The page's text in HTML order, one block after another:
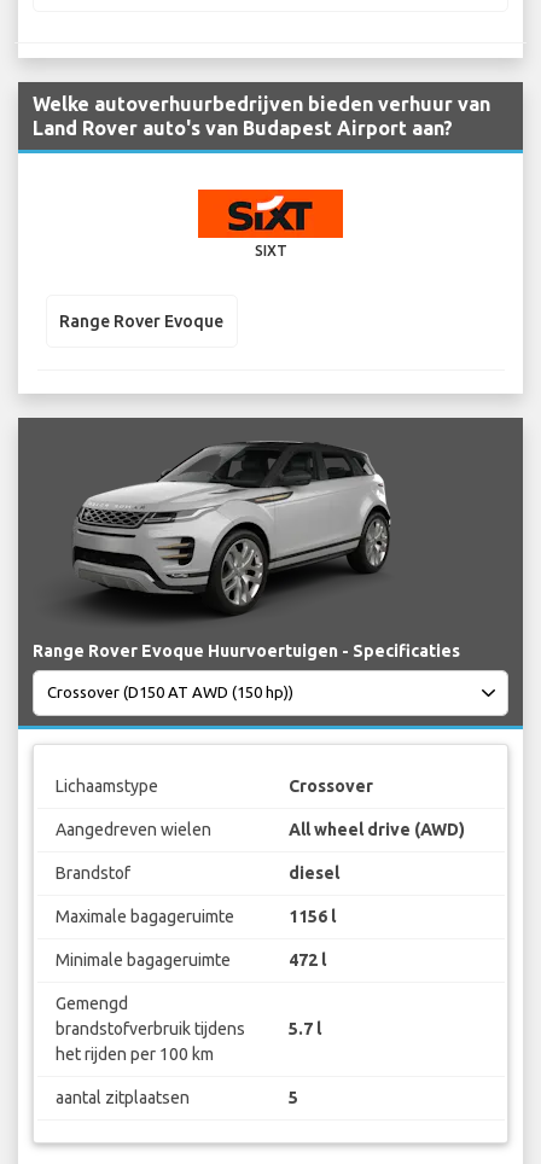
Welke autoverhuurbedrijven bieden verhuur van
Land Rover auto's van Budapest Airport aan?
SIXT
Range Rover Evoque
Range Rover Evoque Huurvoertuigen - Specificaties
Lichaamstype Crossover
Aangedreven wielen All wheel drive (AWD)
Brandstof diesel
Maximale bagageruimte 1156 l
Minimale bagageruimte 472 l
Gemengd
brandstofverbruik tijdens
het rijden per 100 km
5.7 l
aantal zitplaatsen 5